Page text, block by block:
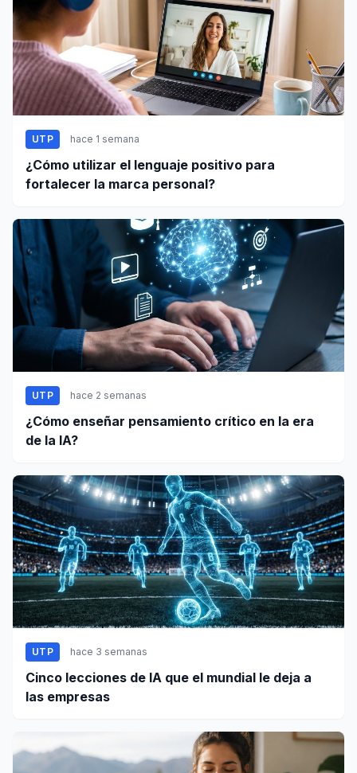
UTP hace 1 semana
¿Cómo utilizar el lenguaje positivo para
fortalecer la marca personal?
UTP hace 2 semanas
¿Cómo enseñar pensamiento crítico en la era
de la IA?
UTP hace 3 semanas
Cinco lecciones de IA que el mundial le deja a
las empresas